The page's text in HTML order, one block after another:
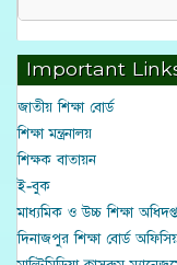
Important
জাতীয় শিক্ষা বোর্ড
শিক্ষা মন্ত্রনালয়
শিক্ষক বাতায়ন
ই-বুক
মাধ্যমিক ও উচ্চ শিক্ষা
দিনাজপুর শিক্ষা বোর্ড